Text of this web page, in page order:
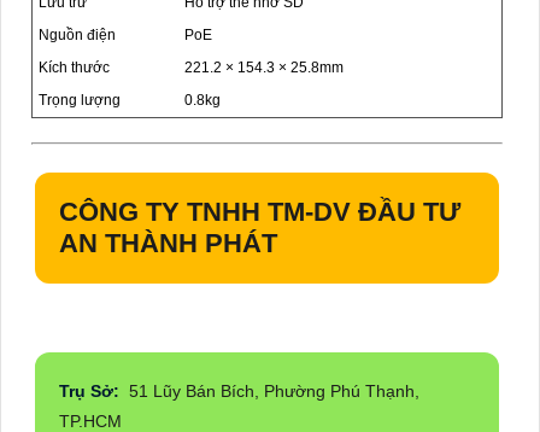
Nguồn điện
PoE
Kích thước
221.2 × 154.3 × 25.8mm
Trọng lượng
0.8kg
CÔNG TY TNHH TM-DV ĐẦU TƯ
AN THÀNH PHÁT
Trụ Sở: 51 Lũy Bán Bích, Phường Phú Thạnh,
TP.HCM